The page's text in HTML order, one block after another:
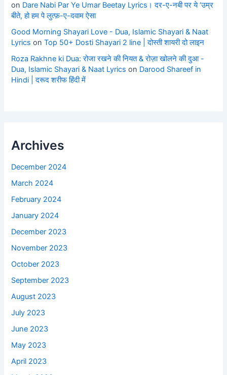
on Dare Nabi Par Ye Umar Beetay Lyrics। दर-ए-नबी पर ये ‘उम्र
बीते, हो हम पे लुत्फ़-ए-दवाम ऐसा
Good Morning Shayari Love - Dua, Islamic Shayari & Naat
Lyrics onTop 50+ Dosti Shayari 2 line | दोस्ती शायरी दो लाइन
Roza Rakhne ki Dua: रोजा रखने की नियत & रोज़ा खोलने की दुआ -
Dua, Islamic Shayari & Naat Lyrics on Darood Shareef in
Hindi | दरूद शरीफ हिंदी में
Archives
December 2024
March 2024
February 2024
January 2024
December 2023
November 2023
October 2023
September 2023
August 2023
July 2023
June 2023
May 2023
April 2023